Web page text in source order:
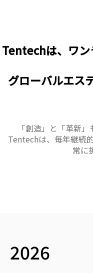
Tentechは、ワン
グローバルエス
「創造」と「革新
Tentechは、毎年継続
常に
2026